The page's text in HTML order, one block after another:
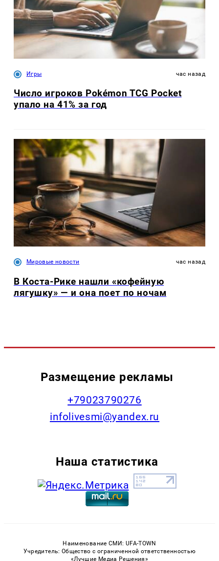
Игры час назад
Число игроков Pokémon TCG Pocket
упало на 41% за год
Мировые новости час назад
В Коста-Рике нашли «кофейную
лягушку» — и она поет по ночам
Размещение рекламы
+79023790276
infolivesmi@yandex.ru
Наша статистика
Наименование СМИ: UFA-TOWN
Учредитель: Общество с ограниченной ответственностью
«Лучшие Медиа Решения»